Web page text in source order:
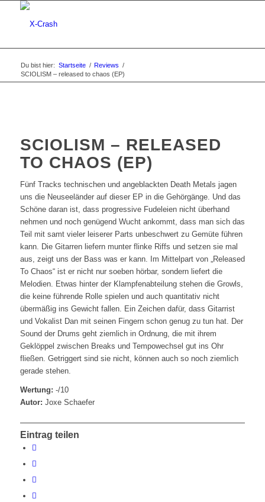
Du bist hier: Startseite / Reviews /
SCIOLISM – released to chaos (EP)
SCIOLISM – RELEASED
TO CHAOS (EP)
Fünf Tracks technischen und angeblackten Death Metals jagen
uns die Neuseeländer auf dieser EP in die Gehörgänge. Und das
Schöne daran ist, dass progressive Fudeleien nicht überhand
nehmen und noch genügend Wucht ankommt, dass man sich das
Teil mit samt vieler leiserer Parts unbeschwert zu Gemüte führen
kann. Die Gitarren liefern munter flinke Riffs und setzen sie mal
aus, zeigt uns der Bass was er kann. Im Mittelpart von „Released
To Chaos“ ist er nicht nur soeben hörbar, sondern liefert die
Melodien. Etwas hinter der Klampfenabteilung stehen die Growls,
die keine führende Rolle spielen und auch quantitativ nicht
übermäßig ins Gewicht fallen. Ein Zeichen dafür, dass Gitarrist
und Vokalist Dan mit seinen Fingern schon genug zu tun hat. Der
Sound der Drums geht ziemlich in Ordnung, die mit ihrem
Geklöppel zwischen Breaks und Tempowechsel gut ins Ohr
fließen. Getriggert sind sie nicht, können auch so noch ziemlich
gerade stehen.
Wertung: -/10
Autor: Joxe Schaefer
Eintrag teilen